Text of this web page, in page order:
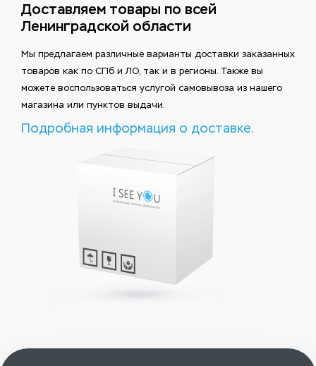
Доставляем товары по всей
Ленинградской области
Мы предлагаем различные варианты доставки заказанных
товаров как по СПб и ЛО, так и в регионы. Также вы
можете воспользоваться услугой самовывоза из нашего
магазина или пунктов выдачи.
Подробная информация о доставке.